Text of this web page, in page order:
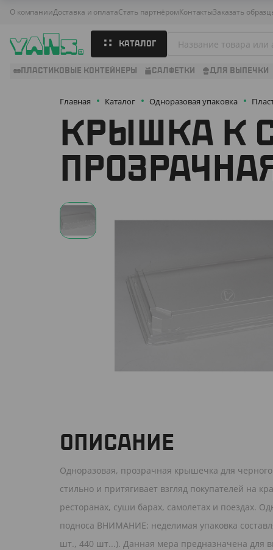
О компанииДоставка и оплатаСтать партнёромКонтактыЗаказать
КАТАЛОГ
ПЛАСТИКОВЫЕ КОНТЕЙНЕРЫ САЛФЕТКИ ДЛЯ ВЫПЕЧКИ
Главная Каталог Одноразовая упаковка
КРЫШКА К
ОПИСАНИЕ
Одноразовая, прозрачная крышечка для
стильно и притягивает взгляд покупателей на
ресторанах, суши барах, самолетах и поездах.
подноса ВНИМАНИЕ: неделимая упаковка
шт., 440 шт...). Данная мера предназначена для